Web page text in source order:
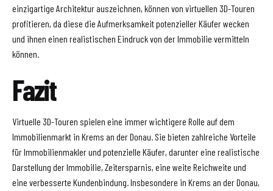
einzigartige Architektur auszeichnen, können von virtuellen 3D-Touren
profitieren, da diese die Aufmerksamkeit potenzieller Käufer wecken
und ihnen einen realistischen Eindruck von der Immobilie vermitteln
können.
Fazit
Virtuelle 3D-Touren spielen eine immer wichtigere Rolle auf dem
Immobilienmarkt in Krems an der Donau. Sie bieten zahlreiche Vorteile
für Immobilienmakler und potenzielle Käufer, darunter eine realistische
Darstellung der Immobilie, Zeitersparnis, eine weite Reichweite und
eine verbesserte Kundenbindung. Insbesondere in Krems an der Donau,